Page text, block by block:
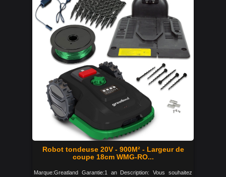
Robot tondeuse 20V - 900M² - Largeur de
coupe 18cm WMG-RO...
Marque:Greatland Garantie:1 an Description: Vous souhaitez